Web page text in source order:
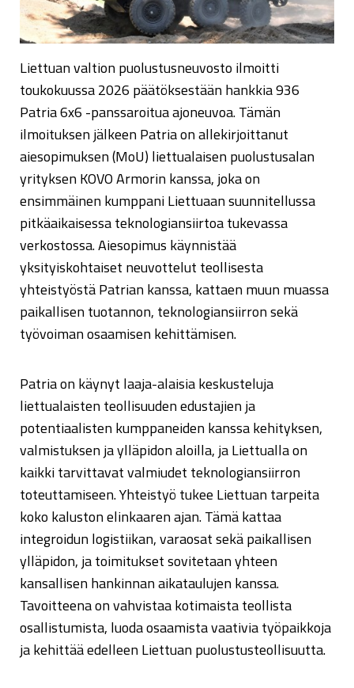
Liettuan valtion puolustusneuvosto ilmoitti
toukokuussa 2026 päätöksestään hankkia 936
Patria 6x6 -panssaroitua ajoneuvoa. Tämän
ilmoituksen jälkeen Patria on allekirjoittanut
aiesopimuksen (MoU) liettualaisen puolustusalan
yrityksen KOVO Armorin kanssa, joka on
ensimmäinen kumppani Liettuaan suunnitellussa
pitkäaikaisessa teknologiansiirtoa tukevassa
verkostossa. Aiesopimus käynnistää
yksityiskohtaiset neuvottelut teollisesta
yhteistyöstä Patrian kanssa, kattaen muun muassa
paikallisen tuotannon, teknologiansiirron sekä
työvoiman osaamisen kehittämisen.
Patria on käynyt laaja-alaisia keskusteluja
liettualaisten teollisuuden edustajien ja
potentiaalisten kumppaneiden kanssa kehityksen,
valmistuksen ja ylläpidon aloilla, ja Liettualla on
kaikki tarvittavat valmiudet teknologiansiirron
toteuttamiseen. Yhteistyö tukee Liettuan tarpeita
koko kaluston elinkaaren ajan. Tämä kattaa
integroidun logistiikan, varaosat sekä paikallisen
ylläpidon, ja toimitukset sovitetaan yhteen
kansallisen hankinnan aikataulujen kanssa.
Tavoitteena on vahvistaa kotimaista teollista
osallistumista, luoda osaamista vaativia työpaikkoja
ja kehittää edelleen Liettuan puolustusteollisuutta.